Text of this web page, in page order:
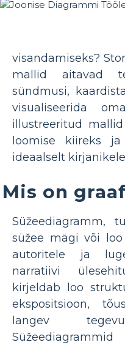
visandamiseks?
mallid aitavad
sündmusi,
visualiseerida
illustreeritud
loomise kiireks
ideaalselt
Mis on
süžee mägi või
autoritele ja
narratiivi
kirjeldab loo
ekspositsioon,
langev